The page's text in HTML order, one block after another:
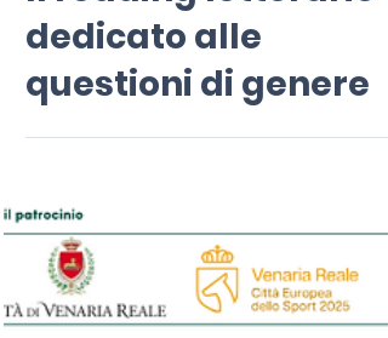
15 mar 2025 Tempo di lettura: 1 min
Il reading letterario
dedicato alle
questioni di genere